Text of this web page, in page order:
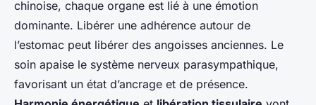
chinoise, chaque organe est lié à une émotion
dominante. Libérer une adhérence autour de
l’estomac peut libérer des angoisses anciennes. Le
soin apaise le système nerveux parasympathique,
favorisant un état d’ancrage et de présence.